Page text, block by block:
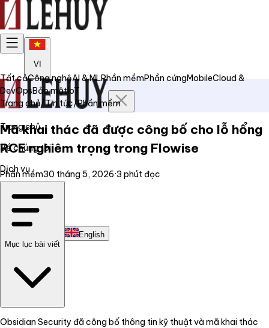
VI
Trang chủ
Về chúng tôi
Dịch vụ
Liên hệ
English
Tất cảCông nghệAI & MLPhần mềmPhần cứngMobileCloud &
DevOpsBảo mậtIoT
Trang chủ/Tin tức/Phần mềm
Mã khai thác đã được công bố cho lỗ hổng
RCE nghiêm trọng trong Flowise
Phần mềm30 tháng 5, 2026·3 phút đọc
Mục lục bài viết
Obsidian Security đã công bố thông tin kỹ thuật và mã khai thác